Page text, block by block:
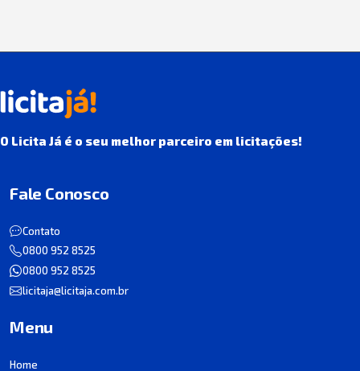
O Licita Já é o seu melhor parceiro em licitações!
Fale Conosco
Contato
0800 952 8525
0800 952 8525
licitaja@licitaja.com.br
Menu
Home